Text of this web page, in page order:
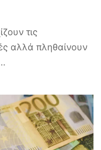
τις
αλλά πληθαίνουν